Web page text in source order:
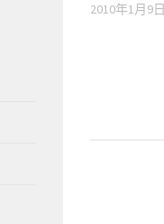
2010年1月9日